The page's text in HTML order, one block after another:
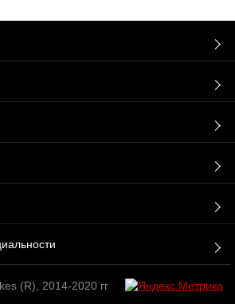
(R), 2014-2020 гг